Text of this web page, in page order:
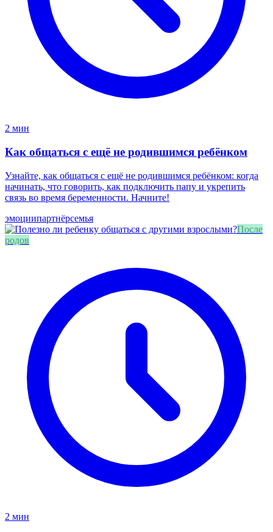
2 мин
Как общаться с ещё не родившимся ребёнком
Узнайте, как общаться с ещё не родившимся ребёнком: когда
начинать, что говорить, как подключить папу и укрепить
связь во время беременности. Начните!
эмоциипартнёрсемья
После
родов
2 мин